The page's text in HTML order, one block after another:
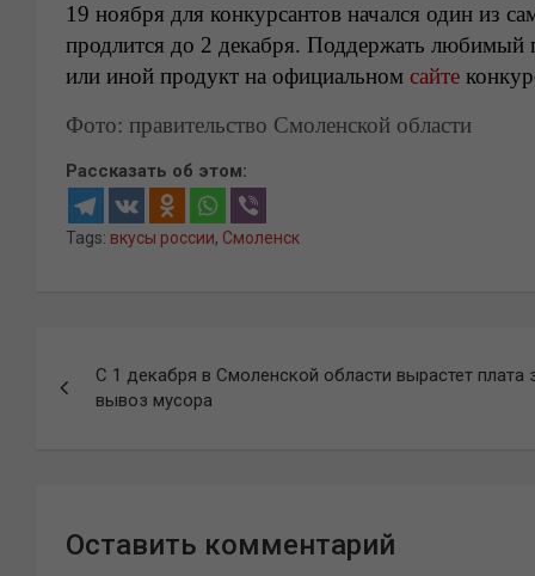
19 ноября для конкурсантов начался один из
продлится до 2 декабря. Поддержать
или иной продукт на официальном сайте
Фото: правительство Смоленской области
Рассказать об этом:
Tags: вкусы россии, Смоленск
по
С 1 декабря в Смоленской области вырастет плата
вывоз мусора
Оставить комментарий